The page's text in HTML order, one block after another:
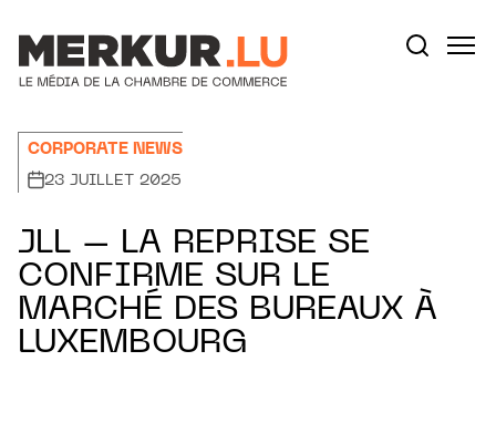
CORPORATE NEWS
23 JUILLET 2025
JLL – LA REPRISE SE
CONFIRME SUR LE
MARCHÉ DES BUREAUX À
LUXEMBOURG